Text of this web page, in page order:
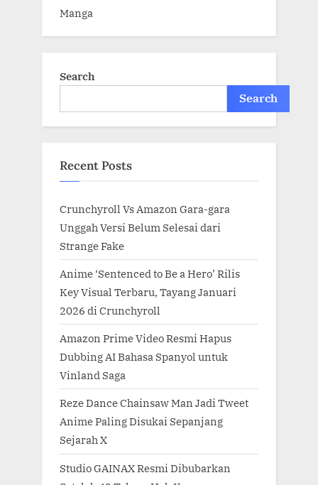
Manga
Search
Search
Recent Posts
Crunchyroll Vs Amazon Gara-gara
Unggah Versi Belum Selesai dari
Strange Fake
Anime ‘Sentenced to Be a Hero’ Rilis
Key Visual Terbaru, Tayang Januari
2026 di Crunchyroll
Amazon Prime Video Resmi Hapus
Dubbing AI Bahasa Spanyol untuk
Vinland Saga
Reze Dance Chainsaw Man Jadi Tweet
Anime Paling Disukai Sepanjang
Sejarah X
Studio GAINAX Resmi Dibubarkan